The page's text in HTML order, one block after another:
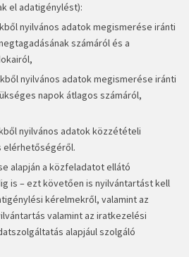
el adatigénylést):
nyilvános adatok megismerése iránti
számáról és a
nyilvános adatok megismerése iránti
napok átlagos számáról,
nyilvános adatok közzétételi
elérhetőségéről.
alapján a közfeladatot ellátó
is – ezt követően is nyilvántartást kell
kérelmekről, valamint az
valamint az iratkezelési
alapjául szolgáló